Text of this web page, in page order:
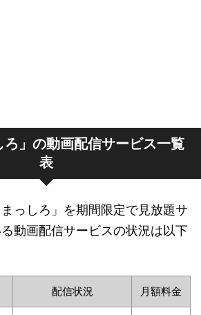
ろ」の動画配信サービス一覧
表
っしろ」を期間限定で見放題サ
動画配信サービスの状況は以下
配信状況 月額料金